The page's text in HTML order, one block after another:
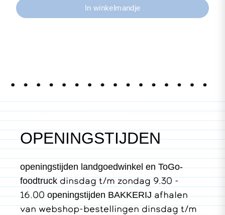
OPENINGSTIJDEN
openingstijden landgoedwinkel en ToGo-
foodtruck dinsdag t/m zondag 9.30 -
16.00openingstijden BAKKERIJafhalen
van webshop-bestellingen dinsdag t/m